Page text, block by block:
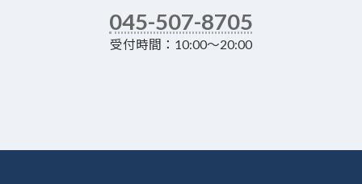
045-507-8705
受付時間：10:00～20:00